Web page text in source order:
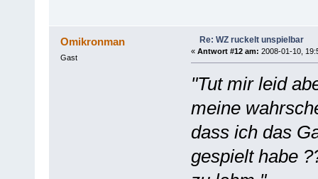
Omikronman
Gast
Re: WZ ruckelt unspielbar
« Antwort #12 am: 2008-01-10,
"Tut mir leid
meine
dass ich das
gespielt habe